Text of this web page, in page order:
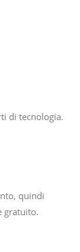
di tecnologia.
quindi
gratuito.